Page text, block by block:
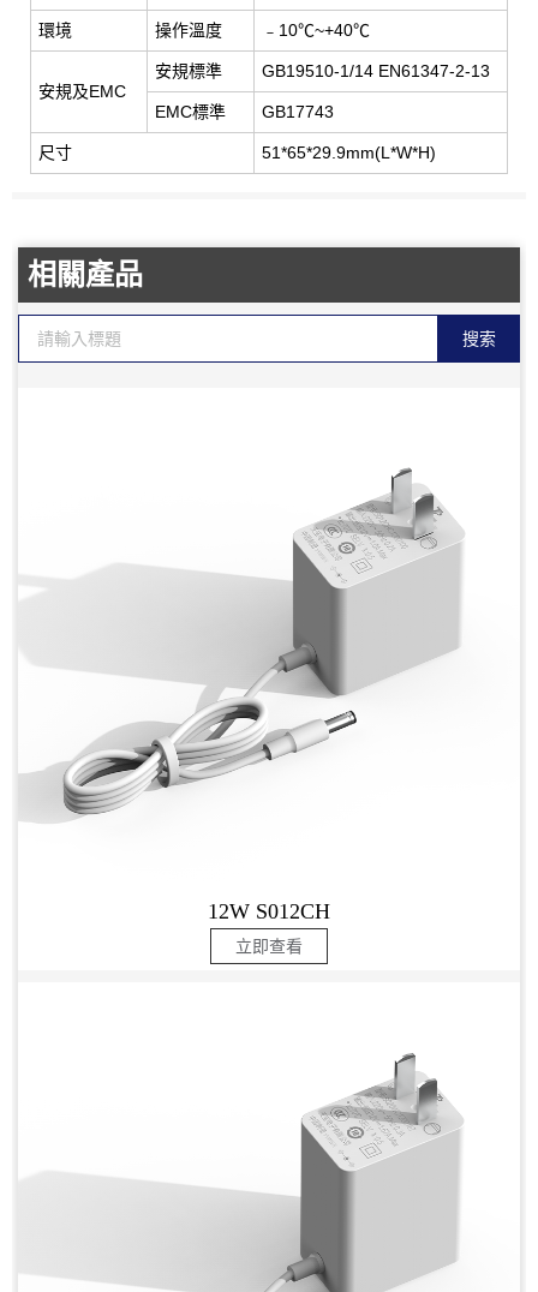
環境 操作溫度 ﹣10℃~+40℃
安規及EMC
安規標準 GB19510-1/14 EN61347-2-13
EMC標準 GB17743
尺寸 51*65*29.9mm(L*W*H)
相關產品
搜索
12W S012CH
立即查看